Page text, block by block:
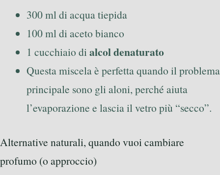
300 ml di acqua tiepida
100 ml di aceto bianco
1 cucchiaio di alcol denaturato
Questa miscela è perfetta quando il problema
principale sono gli aloni, perché aiuta
l’evaporazione e lascia il vetro più “secco”.
Alternative naturali, quando vuoi cambiare
profumo (o approccio)